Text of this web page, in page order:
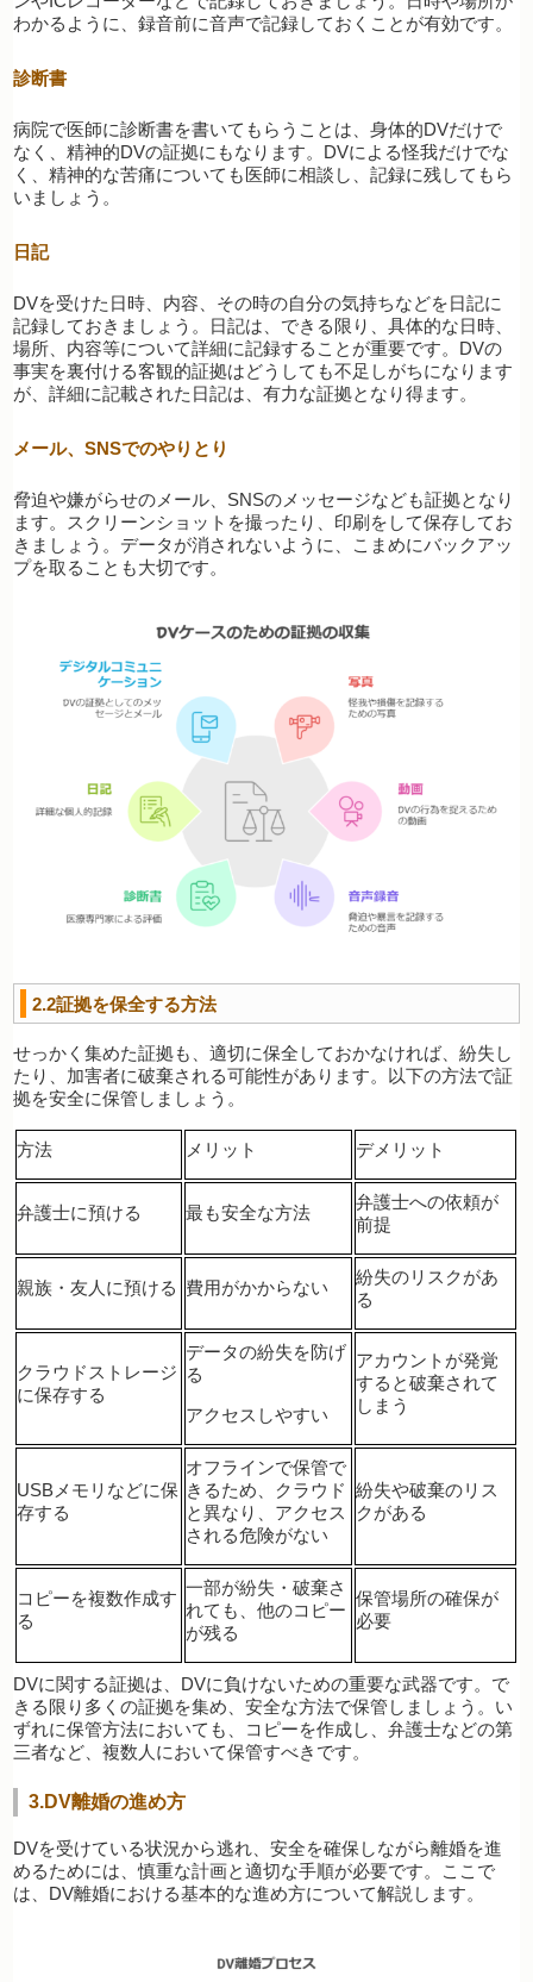
わかるように、録音前に音声で記録しておくことが有効です。
診断書
病院で医師に診断書を書いてもらうことは、身体的DVだけで
なく、精神的DVの証拠にもなります。DVによる怪我だけでな
く、精神的な苦痛についても医師に相談し、記録に残してもら
いましょう。
日記
DVを受けた日時、内容、その時の自分の気持ちなどを日記に
記録しておきましょう。日記は、できる限り、具体的な日時、
場所、内容等について詳細に記録することが重要です。DVの
事実を裏付ける客観的証拠はどうしても不足しがちになります
が、詳細に記載された日記は、有力な証拠となり得ます。
メール、SNSでのやりとり
脅迫や嫌がらせのメール、SNSのメッセージなども証拠となり
ます。スクリーンショットを撮ったり、印刷をして保存してお
きましょう。データが消されないように、こまめにバックアッ
プを取ることも大切です。
2.2証拠を保全する方法
せっかく集めた証拠も、適切に保全しておかなければ、紛失し
たり、加害者に破棄される可能性があります。以下の方法で証
拠を安全に保管しましょう。
方法 メリット デメリット
弁護士に預ける 最も安全な方法
弁護士への依頼が
前提
親族・友人に預ける 費用がかからない
紛失のリスクがあ
る
クラウドストレージ
に保存する
データの紛失を防げ
る
アクセスしやすい
アカウントが発覚
すると破棄されて
しまう
USBメモリなどに保
存する
オフラインで保管で
きるため、クラウド
と異なり、アクセス
される危険がない
紛失や破棄のリス
クがある
コピーを複数作成す
る
一部が紛失・破棄さ
れても、他のコピー
が残る
保管場所の確保が
必要
DVに関する証拠は、DVに負けないための重要な武器です。で
きる限り多くの証拠を集め、安全な方法で保管しましょう。い
ずれに保管方法においても、コピーを作成し、弁護士などの第
三者など、複数人において保管すべきです。
3.DV離婚の進め方
DVを受けている状況から逃れ、安全を確保しながら離婚を進
めるためには、慎重な計画と適切な手順が必要です。ここで
は、DV離婚における基本的な進め方について解説します。